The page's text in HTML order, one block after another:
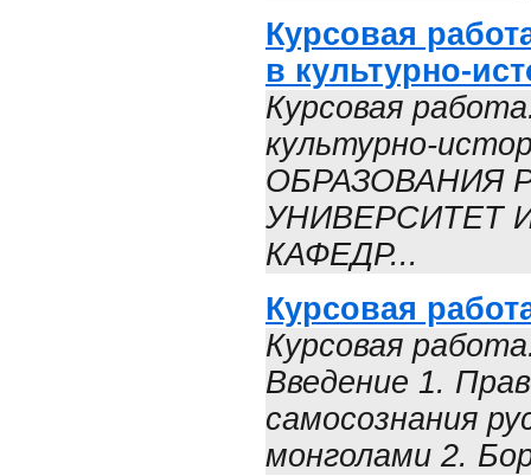
Курсовая
в культурно-
Курсовая
культурно-
ОБРАЗОВАНИЯ
УНИВЕРСИТЕТ
КАФЕДР...
Курсовая
Курсовая
Введение 1.
самосознания
монголами 2.